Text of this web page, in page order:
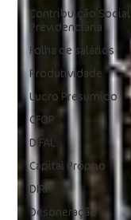
Contribuição Social
Previdenciária
Folha de salários
Produtividade
Lucro Presumido
CFOP
DIFAL
Capital Próprio
DIRF
Desoneração